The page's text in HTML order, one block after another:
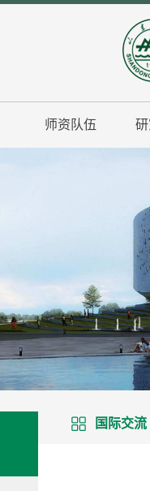
师资队伍
国际交流